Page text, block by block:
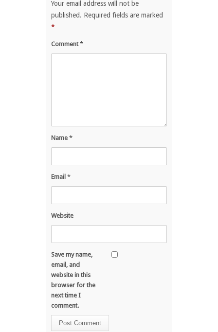
Your email address will not be
published. Required fields are marked
*
Comment*
Name *
Email *
Website
Save my name,
email, and
website in this
browser for the
next time I
comment.